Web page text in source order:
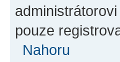
pouze
Nahoru